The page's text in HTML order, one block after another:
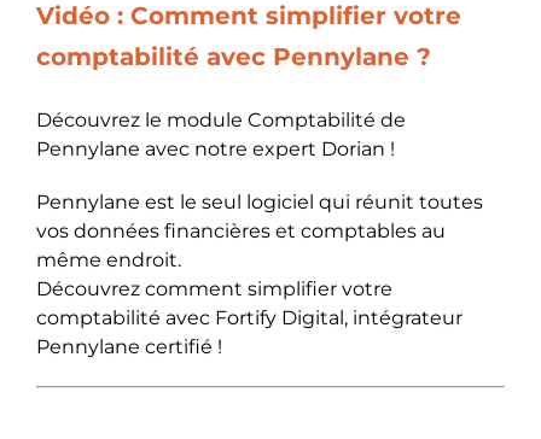
Vidéo : Comment simplifier votre
comptabilité avec Pennylane ?
Découvrez le module Comptabilité de
Pennylane avec notre expert Dorian !
Pennylane est le seul logiciel qui réunit toutes
vos données financières et comptables au
même endroit.
Découvrez comment simplifier votre
comptabilité avec Fortify Digital, intégrateur
Pennylane certifié !